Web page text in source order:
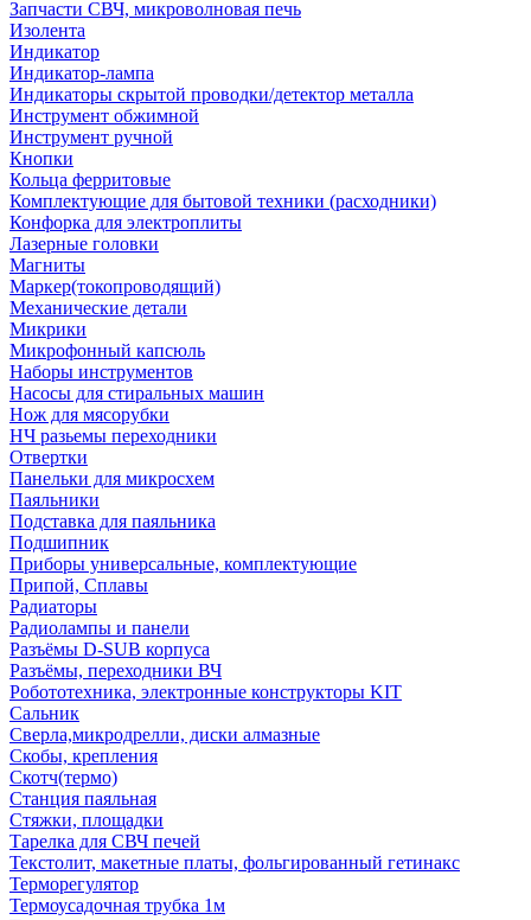
Запчасти СВЧ, микроволновая печь
Изолента
Индикатор
Индикатор-лампа
Индикаторы скрытой проводки/детектор металла
Инструмент обжимной
Инструмент ручной
Кнопки
Кольца ферритовые
Комплектующие для бытовой техники (расходники)
Конфорка для электроплиты
Лазерные головки
Магниты
Маркер(токопроводящий)
Механические детали
Микрики
Микрофонный капсюль
Наборы инструментов
Насосы для стиральных машин
Нож для мясорубки
НЧ разьемы переходники
Отвертки
Панельки для микросхем
Паяльники
Подставка для паяльника
Подшипник
Приборы универсальные, комплектующие
Припой, Сплавы
Радиаторы
Радиолампы и панели
Разъёмы D-SUB корпуса
Разъёмы, переходники ВЧ
Робототехника, электронные конструкторы KIT
Сальник
Сверла,микродрелли, диски алмазные
Скобы, крепления
Скотч(термо)
Станция паяльная
Стяжки, площадки
Тарелка для СВЧ печей
Текстолит, макетные платы, фольгированный гетинакс
Терморегулятор
Термоусадочная трубка 1м